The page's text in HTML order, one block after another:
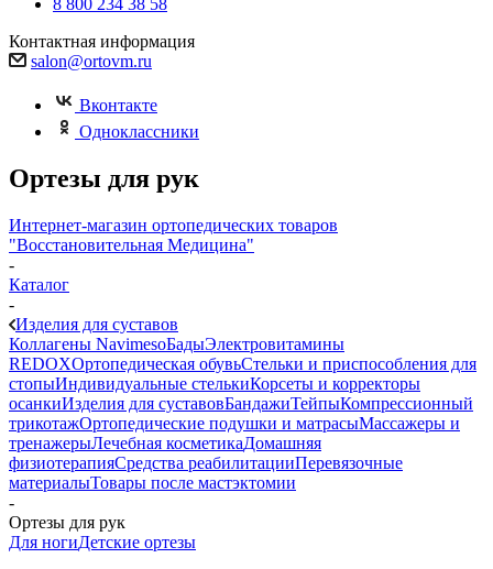
8 800 234 38 58
Контактная информация
salon@ortovm.ru
Вконтакте
Одноклассники
Ортезы для рук
Интернет-магазин ортопедических товаров
"Восстановительная Медицина"
-
Каталог
-
Изделия для суставов
Коллагены NavimesoБадыЭлектровитамины
REDOXОртопедическая обувьСтельки и приспособления для
стопыИндивидуальные стелькиКорсеты и корректоры
осанкиИзделия для суставовБандажиТейпыКомпрессионный
трикотажОртопедические подушки и матрасыМассажеры и
тренажерыЛечебная косметикаДомашняя
физиотерапияСредства реабилитацииПеревязочные
материалыТовары после мастэктомии
-
Ортезы для рук
Для ногиДетские ортезы